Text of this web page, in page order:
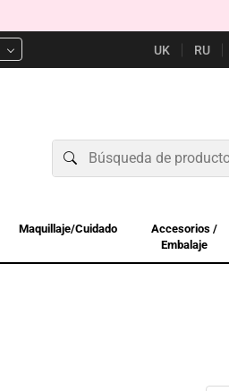
UK RU
Maquillaje/Cuidado
Accesorios /
Embalaje